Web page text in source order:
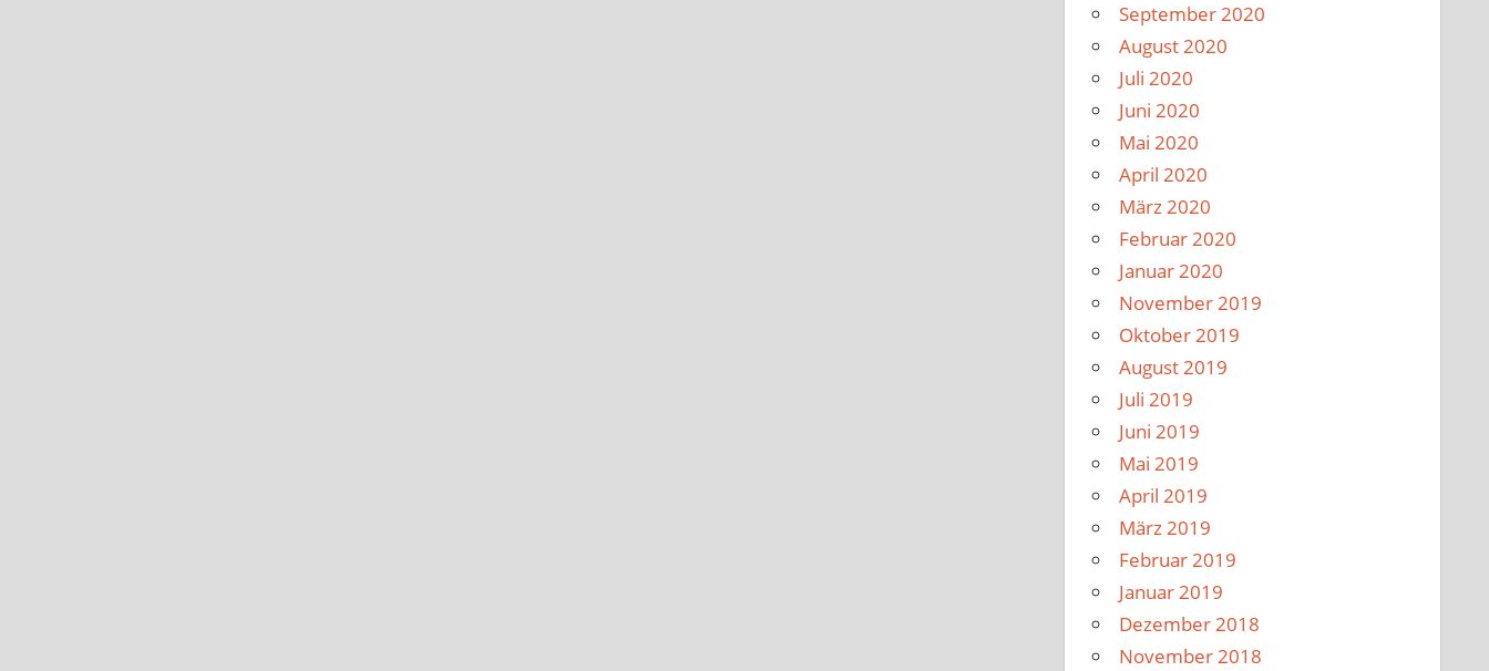
September 2020
August 2020
Juli 2020
Juni 2020
Mai 2020
April 2020
März 2020
Februar 2020
Januar 2020
November 2019
Oktober 2019
August 2019
Juli 2019
Juni 2019
Mai 2019
April 2019
März 2019
Februar 2019
Januar 2019
Dezember 2018
November 2018